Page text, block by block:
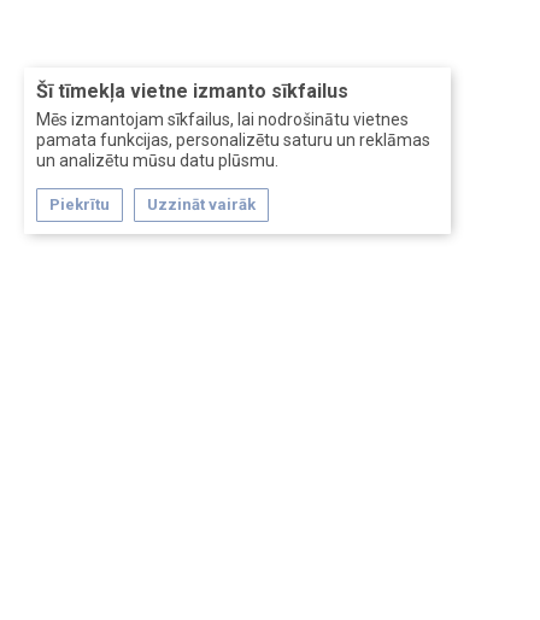
Šī tīmekļa vietne izmanto sīkfailus
Mēs izmantojam sīkfailus, lai nodrošinātu vietnes
pamata funkcijas, personalizētu saturu un reklāmas
un analizētu mūsu datu plūsmu.
Piekrītu Uzzināt vairāk